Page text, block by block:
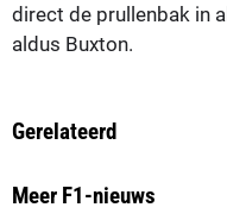
direct de prullenbak in
aldus Buxton.
Gerelateerd
Meer F1-nieuws